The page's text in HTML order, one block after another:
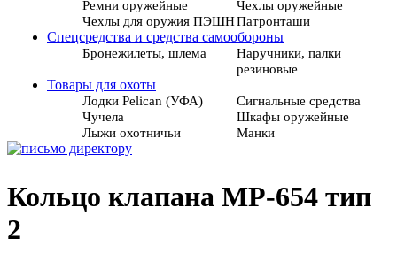
Ремни оружейные
Чехлы оружейные
Чехлы для оружия ПЭШНПатронташи
Спецсредства и средства самообороны
Бронежилеты, шлема
Наручники, палки
резиновые
Товары для охоты
Лодки Pelican (УФА)
Сигнальные средства
Чучела
Шкафы оружейные
Лыжи охотничьи
Манки
Кольцо клапана МР-654 тип
2